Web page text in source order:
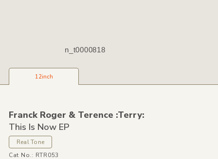
n_t0000818
12inch
Franck Roger &Terence :Terry:
This Is Now EP
Real Tone
Cat No.: RTR053